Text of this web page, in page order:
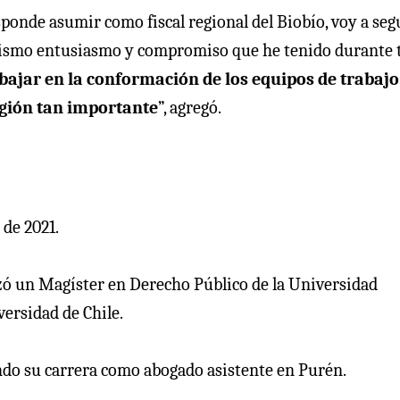
asumir como fiscal regional del Biobío, voy a
entusiasmo y compromiso que he tenido durante
en la conformación de los equipos de
tan importante”, agregó.
2021.
un Magíster en Derecho Público de la Universidad
de Chile.
su carrera como abogado asistente en Purén.